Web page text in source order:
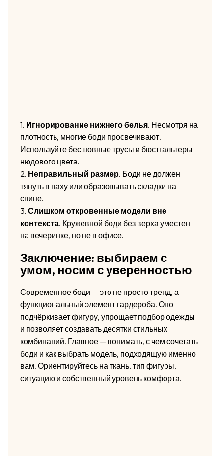
1. Игнорирование нижнего белья. Несмотря на
плотность, многие боди просвечивают.
Используйте бесшовные трусы и бюстгальтеры
нюдового цвета.
2. Неправильный размер. Боди не должен
тянуть в паху или образовывать складки на
спине.
3. Слишком откровенные модели вне
контекста. Кружевной боди без верха уместен
на вечеринке, но не в офисе.
Заключение: выбираем с
умом, носим с уверенностью
Современное боди — это не просто тренд, а
функциональный элемент гардероба. Оно
подчёркивает фигуру, упрощает подбор одежды
и позволяет создавать десятки стильных
комбинаций. Главное — понимать, с чем сочетать
боди и как выбрать модель, подходящую именно
вам. Ориентируйтесь на ткань, тип фигуры,
ситуацию и собственный уровень комфорта.